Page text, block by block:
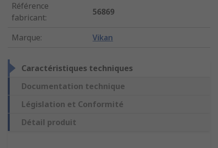
Référence
fabricant:
56869
Marque: Vikan
Caractéristiques techniques
Documentation technique
Législation et Conformité
Détail produit